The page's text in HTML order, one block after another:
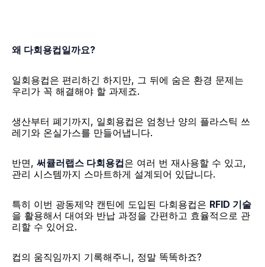
왜 다회용컵일까요?
일회용컵은 편리하긴 하지만, 그 뒤에 숨은 환경 문제는
우리가 꼭 해결해야 할 과제죠.
생산부터 폐기까지, 일회용컵은 엄청난 양의 플라스틱 쓰
레기와 온실가스를 만들어냅니다.
반면, 써큘러랩스 다회용컵은 여러 번 재사용할 수 있고,
관리 시스템까지 스마트하게 설계되어 있답니다.
특히 이번 광동제약 캔틴에 도입된 다회용컵은 RFID 기술
을 활용해서 대여와 반납 과정을 간편하고 효율적으로 관
리할 수 있어요.
컵의 움직임까지 기록해주니, 정말 똑똑하죠?